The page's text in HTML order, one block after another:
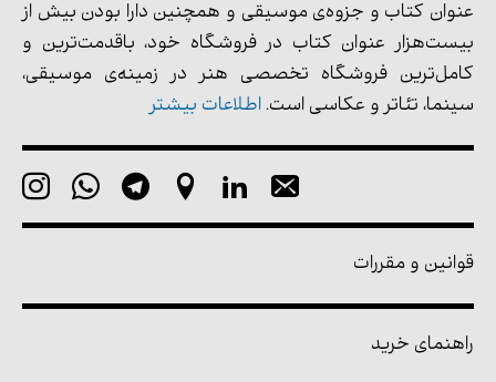
عنوان کتاب و جزوه‌ی موسیقی و همچنین دارا بودن بیش از
بیست‌هزار عنوان کتاب در فروشگاه خود، باقدمت‌ترین و
کامل‌ترین فروشگاه تخصصی هنر در زمینه‌ی موسیقی،
سینما، تئاتر و عکاسی است. اطلاعات بیشتر
قوانین و مقررات
راهنمای خرید